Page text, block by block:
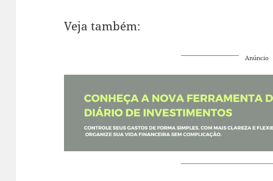
Veja também:
Anúncio